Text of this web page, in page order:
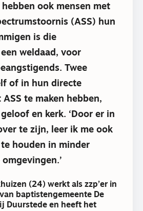
ook mensen met
(ASS) hun
is die
weldaad, voor
Twee
of in hun directe
te maken hebben,
en kerk. ‘Door er in
te zijn, leer ik me ook
houden in minder
(24) werkt als zzp’er in
baptistengemeente De
Duurstede en heeft het